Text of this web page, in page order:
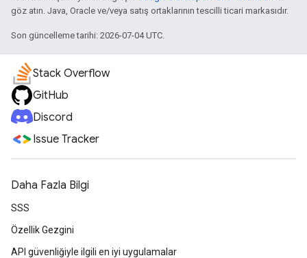
göz atın. Java, Oracle ve/veya satış ortaklarının tescilli ticari markasıdır.
Son güncelleme tarihi: 2026-07-04 UTC.
Stack Overflow
GitHub
Discord
Issue Tracker
Daha Fazla Bilgi
SSS
Özellik Gezgini
API güvenliğiyle ilgili en iyi uygulamalar